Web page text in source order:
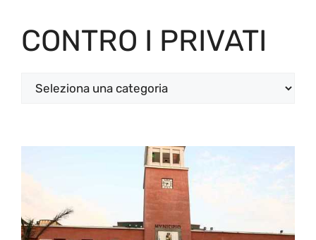
CONTRO I PRIVATI
Categorie